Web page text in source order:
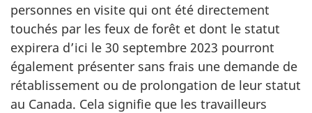
personnes en visite qui ont été directement
touchés par les feux de forêt et dont le statut
expirera d’ici le 30 septembre 2023 pourront
également présenter sans frais une demande de
rétablissement ou de prolongation de leur statut
au Canada. Cela signifie que les travailleurs